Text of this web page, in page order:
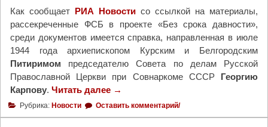
Как сообщает РИА Новости со ссылкой на материалы,
рассекреченные ФСБ в проекте «Без срока давности»,
среди документов имеется справка, направленная в июле
1944 года архиепископом Курским и Белгородским
Питиримом председателю Совета по делам Русской
Православной Церкви при Совнаркоме СССР Георгию
Карпову. Читать далее "
Ф
С
→
Рубрика: Новости Оставить комментарий/